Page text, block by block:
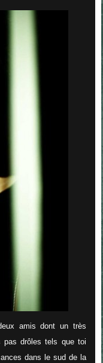
amis dont un très
pas drôles tels que toi
dans le sud de la